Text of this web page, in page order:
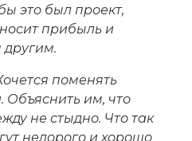
это был проект,
прибыль и
другим.
поменять
Объяснить им, что
не стыдно. Что так
недорого и хорошо